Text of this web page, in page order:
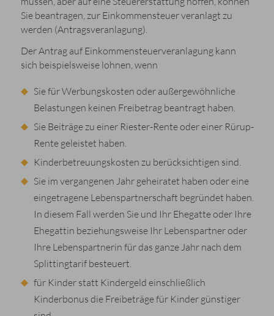
Sie beantragen, zur Einkommensteuer veranlagt zu
werden (Antragsveranlagung).
Der Antrag auf Einkommensteuerveranlagung kann
sich beispielsweise lohnen, wenn
Sie für Werbungskosten oder außergewöhnliche
Belastungen keinen Freibetrag beantragt haben.
Sie Beiträge zu einer Riester-Rente oder einer Rürup-
Rente geleistet haben.
Kinderbetreuungskosten zu berücksichtigen sind.
Sie im vergangenen Jahr geheiratet haben oder eine
eingetragene Lebenspartnerschaft begründet haben.
In diesem Fall werden Sie und Ihr Ehegatte oder Ihre
Ehegattin beziehungsweise Ihr Lebenspartner oder
Ihre Lebenspartnerin für das ganze Jahr nach dem
Splittingtarif besteuert.
für Kinder statt Kindergeld einschließlich
Kinderbonus die Freibeträge für Kinder günstiger